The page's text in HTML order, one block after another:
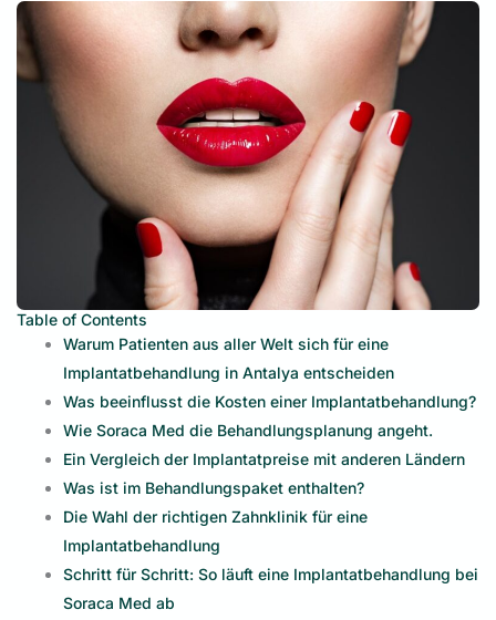
Table of Contents
Warum Patienten aus aller Welt sich für eine
Implantatbehandlung in Antalya entscheiden
Was beeinflusst die Kosten einer Implantatbehandlung?
Wie Soraca Med die Behandlungsplanung angeht.
Ein Vergleich der Implantatpreise mit anderen Ländern
Was ist im Behandlungspaket enthalten?
Die Wahl der richtigen Zahnklinik für eine
Implantatbehandlung
Schritt für Schritt: So läuft eine Implantatbehandlung bei
Soraca Med ab